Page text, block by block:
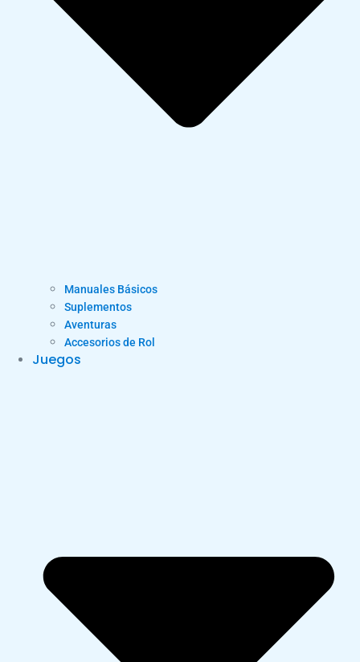
Manuales Básicos
Suplementos
Aventuras
Accesorios de Rol
Juegos